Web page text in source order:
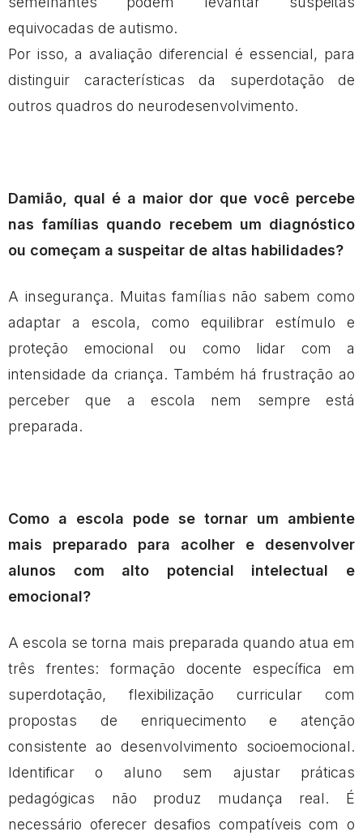
equivocadas de autismo.
Por isso, a avaliação diferencial é essencial, para
distinguir características da superdotação de
outros quadros do neurodesenvolvimento.
Damião, qual é a maior dor que você percebe
nas famílias quando recebem um diagnóstico
ou começam a suspeitar de altas habilidades?
A insegurança. Muitas famílias não sabem como
adaptar a escola, como equilibrar estímulo e
proteção emocional ou como lidar com a
intensidade da criança. Também há frustração ao
perceber que a escola nem sempre está
preparada.
Como a escola pode se tornar um ambiente
mais preparado para acolher e desenvolver
alunos com alto potencial intelectual e
emocional?
A escola se torna mais preparada quando atua em
três frentes: formação docente específica em
superdotação, flexibilização curricular com
propostas de enriquecimento e atenção
consistente ao desenvolvimento socioemocional.
Identificar o aluno sem ajustar práticas
pedagógicas não produz mudança real. É
necessário oferecer desafios compatíveis com o